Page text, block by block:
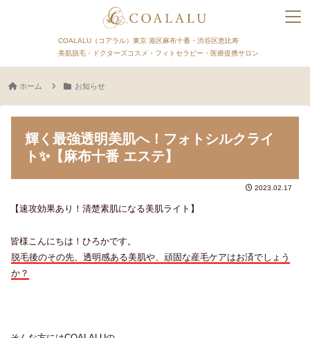
COALALU（コアラル）東京 港区麻布十番・渋谷区恵比寿
美肌脱毛・ドクターズコスメ・フィトセラピー・医療提携サロン
ホーム お知らせ
輝く最強透明美肌へ！フォトシルクライ
ト✨【麻布十番 エステ】
2023.02.17
【速攻効果あり！清楚素肌になる美肌ライト】
皆様こんにちは！ひろかです。
脱毛後のその先、透明感ある美肌や、頑固な産毛ケアはお済でしょう
か？